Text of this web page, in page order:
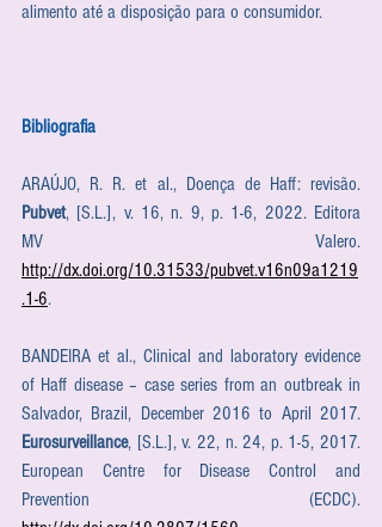
alimento até a disposição para o consumidor.
Bibliografia
Pubvet, [S.L.], v. 16, n. 9, p. 1-6, 2022. Editora
http://dx.doi.org/10.31533/pubvet.v16n09a1219
.1-6.
BANDEIRA et al., Clinical and laboratory evidence
of Haff disease – case series from an outbreak in
Eurosurveillance, [S.L.], v. 22, n. 24, p. 1-5, 2017.
European Centre for Disease Control and